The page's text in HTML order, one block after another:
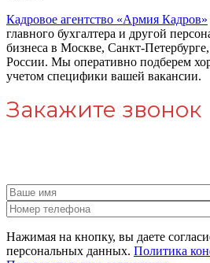
Кадровое агентство «Армия Кадров»
главного бухгалтера и другой
бизнеса в Москве, Санкт-
России. Мы оперативно подберем
учетом специфики вашей вакансии.
Закажите звонок
Нажимая на кнопку, вы даете
персональных данных. Политика